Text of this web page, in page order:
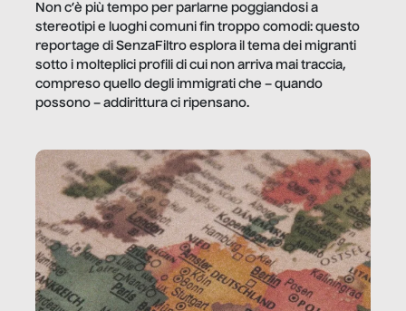
Non c’è più tempo per parlarne poggiandosi a
stereotipi e luoghi comuni fin troppo comodi: questo
reportage di SenzaFiltro esplora il tema dei migranti
sotto i molteplici profili di cui non arriva mai traccia,
compreso quello degli immigrati che – quando
possono – addirittura ci ripensano.